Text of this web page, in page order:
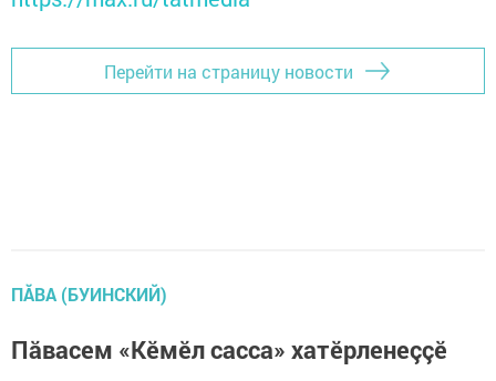
Перейти на страницу новости
ПĂВА (БУИНСКИЙ)
Пăвасем «Кӗмӗл сасса» хатӗрленеççӗ